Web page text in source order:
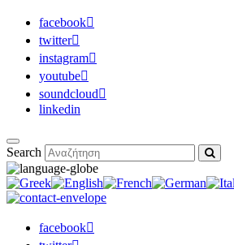
facebook
twitter
instagram
youtube
soundcloud
linkedin
Search
facebook